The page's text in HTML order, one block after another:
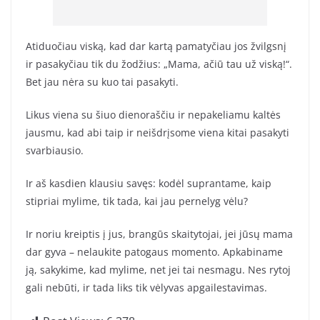
Atiduočiau viską, kad dar kartą pamatyčiau jos žvilgsnį
ir pasakyčiau tik du žodžius: „Mama, ačiū tau už viską!“.
Bet jau nėra su kuo tai pasakyti.
Likus viena su šiuo dienoraščiu ir nepakeliamu kaltės
jausmu, kad abi taip ir neišdrįsome viena kitai pasakyti
svarbiausio.
Ir aš kasdien klausiu savęs: kodėl suprantame, kaip
stipriai mylime, tik tada, kai jau pernelyg vėlu?
Ir noriu kreiptis į jus, brangūs skaitytojai, jei jūsų mama
dar gyva – nelaukite patogaus momento. Apkabiname
ją, sakykime, kad mylime, net jei tai nesmagu. Nes rytoj
gali nebūti, ir tada liks tik vėlyvas apgailestavimas.